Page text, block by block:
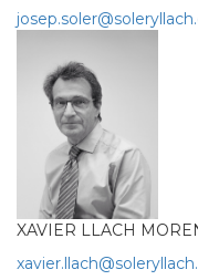
XAVIER LLACH